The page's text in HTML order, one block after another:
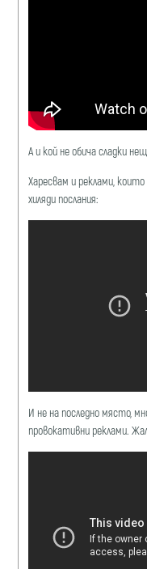
А и кой не обича сладки
Харесвам и реклами,
хиляди послания:
И не на последно място,
провокативни реклами.